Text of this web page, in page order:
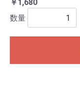
￥1,680
数量